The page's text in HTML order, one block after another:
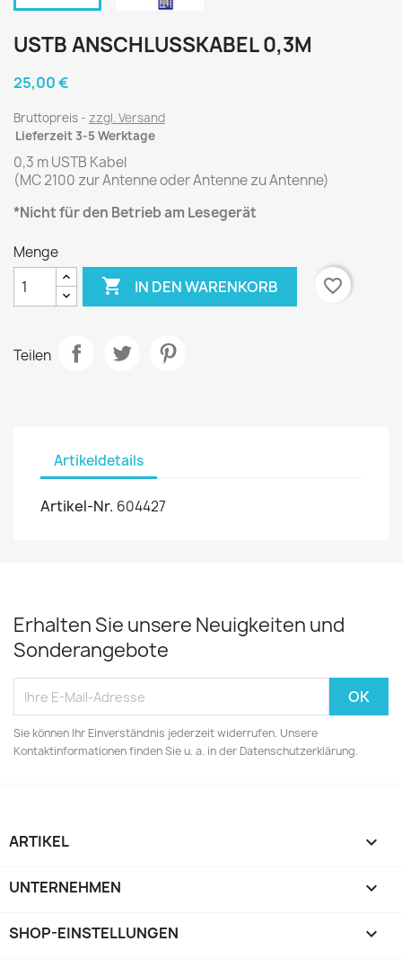
USTB ANSCHLUSSKABEL 0,3M
25,00 €
Bruttopreis
zzgl. Versand
Lieferzeit 3-5 Werktage
0,3 m USTB Kabel
(MC 2100 zur Antenne oder Antenne zu Antenne)
*Nicht für den Betrieb am Lesegerät
Menge
 IN DEN WARENKORB favorite_border
Teilen
Artikeldetails
Artikel-Nr. 604427
Erhalten Sie unsere Neuigkeiten und
Sonderangebote
Sie können Ihr Einverständnis jederzeit widerrufen. Unsere
Kontaktinformationen finden Sie u. a. in der Datenschutzerklärung.
ARTIKEL 
UNTERNEHMEN 
SHOP-EINSTELLUNGEN keyboard_arrow_down